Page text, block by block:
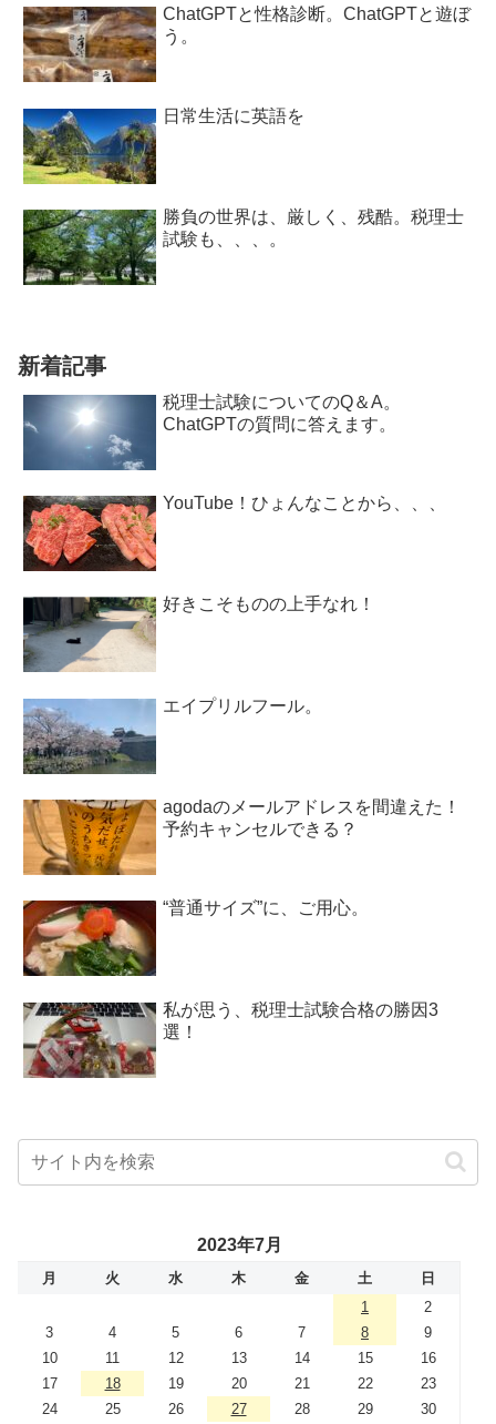
ChatGPTと性格診断。ChatGPTと遊ぼ
う。
日常生活に英語を
勝負の世界は、厳しく、残酷。税理士
試験も、、、。
新着記事
税理士試験についてのQ＆A。
ChatGPTの質問に答えます。
YouTube！ひょんなことから、、、
好きこそものの上手なれ！
エイプリルフール。
agodaのメールアドレスを間違えた！
予約キャンセルできる？
“普通サイズ”に、ご用心。
私が思う、税理士試験合格の勝因3
選！
2023年7月
月 火 水 木 金 土
日
1
2
3
4 5 6 7 8
9
10
11 12 13 14 15
16
17
18 19 20 21 22
23
24
25 26 27 28 29 30